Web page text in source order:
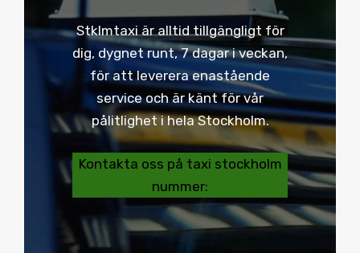
Stklmtaxi är alltid tillgängligt för
dig, dygnet runt, 7 dagar i veckan,
för att leverera enastående
service och är känt för vår
pålitlighet i hela Stockholm.
Kontakta oss på taxi stockholm
nummer: